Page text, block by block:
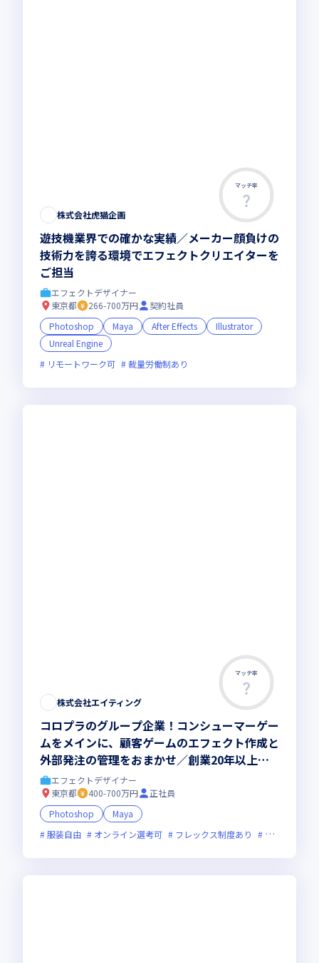
マッチ率
株式会社虎猫企画
遊技機業界での確かな実績／メーカー顔負けの
技術力を誇る環境でエフェクトクリエイターを
ご担当
エフェクトデザイナー
東京都
266-700万円
契約社員
Photoshop
Maya After Effects
Illustrator
Unreal Engine
リモートワーク可
裁量労働制あり
マッチ率
株式会社エイティング
コロプラのグループ企業！コンシューマーゲー
ムをメインに、顧客ゲームのエフェクト作成と
外部発注の管理をおまかせ／創業20年以上の
ゲームデベロッパー
エフェクトデザイナー
東京都
400-700万円
正社員
Photoshop
Maya
服装自由
オンライン選考可 フレックス制度あり 上場企業